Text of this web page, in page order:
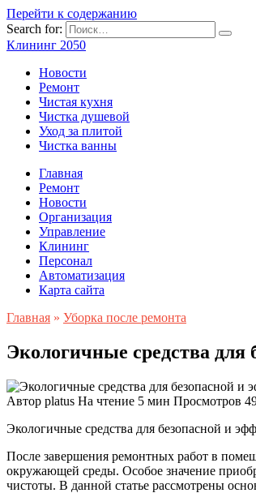
Перейти к содержанию
Search for:
Клининг 2050
Новости
Ремонт
Чистая кухня
Чистка душевой
Уход за плитой
Чистка ванны
Главная
Ремонт
Новости
Организация
Управление
Клининг
Персонал
Автоматизация
Карта сайта
Главная » Уборка после ремонта
Экологичные средства для
Автор platus На чтение 5 мин Просмотров
Экологичные средства для безопасной и
После завершения ремонтных работ в
окружающей среды. Особое значение
чистоты. В данной статье рассмотрены